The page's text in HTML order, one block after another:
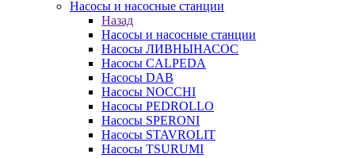
Насосы и насосные станции
Назад
Насосы и насосные станции
Насосы ЛИВНЫНАСОС
Насосы CALPEDA
Насосы DAB
Насосы NOCCHI
Насосы PEDROLLO
Насосы SPERONI
Насосы STAVROLIT
Насосы TSURUMI